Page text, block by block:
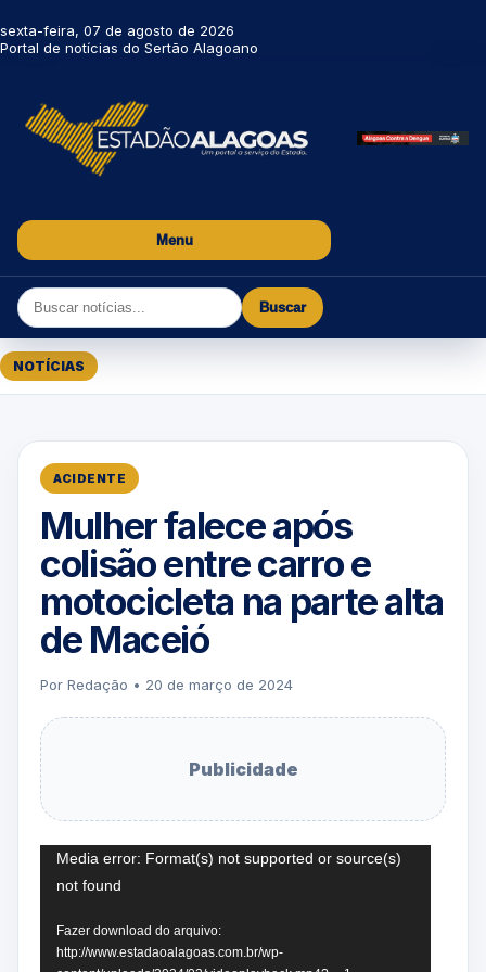
sexta-feira, 07 de agosto de 2026
Portal de notícias do Sertão Alagoano
Menu
Buscar
NOTÍCIAS
ACIDENTE
Mulher falece após
colisão entre carro e
motocicleta na parte alta
de Maceió
Por Redação • 20 de março de 2024
Publicidade
Tocador
de
vídeo
Media error: Format(s) not supported or source(s)
not found
Fazer download do arquivo:
http://www.estadaoalagoas.com.br/wp-